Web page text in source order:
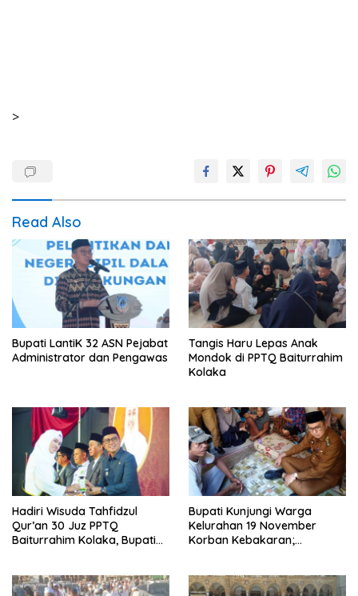
>
Read Also
Bupati LantiK 32 ASN Pejabat
Administrator dan Pengawas
Tangis Haru Lepas Anak
Mondok di PPTQ Baiturrahim
Kolaka
Hadiri Wisuda Tahfidzul
Qur’an 30 Juz PPTQ
Baiturrahim Kolaka, Bupati
Bupati Kunjungi Warga
Kelurahan 19 November
Korban Kebakaran;